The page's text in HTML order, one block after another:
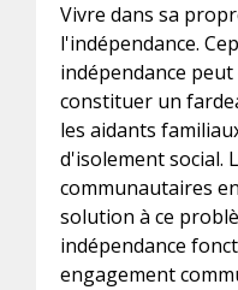
Vivre dans sa
l'indépendance.
indépendance
constituer un
les aidants
d'isolement social.
communautaires
solution à ce
indépendance
engagement